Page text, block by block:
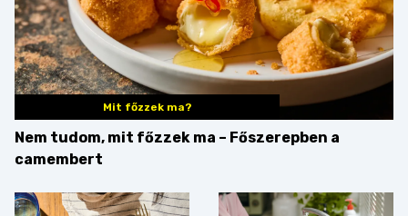
Mit főzzek ma?
Nem tudom, mit főzzek ma – Főszerepben a
camembert